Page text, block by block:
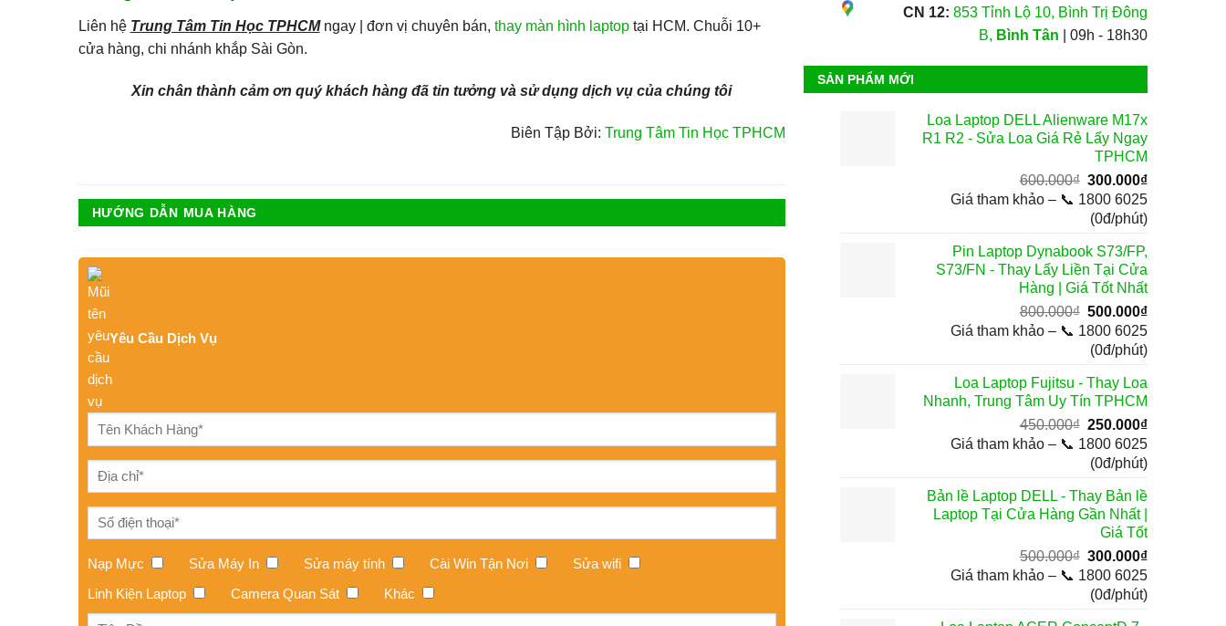
Liên hệ Trung Tâm Tin Học TPHCMngay | đơn vị chuyên bán, thay màn hình laptoptại HCM. Chuỗi 10+
cửa hàng, chi nhánh khắp Sài Gòn.
Xin chân thành cảm ơn quý khách hàng đã tin tưởng và sử dụng dịch vụ của chúng tôi
Biên Tập Bởi: Trung Tâm Tin Học TPHCM
HƯỚNG DẪN MUA HÀNG
Yêu Cầu Dịch Vụ
Nạp Mực Sửa Máy In Sửa máy tính Cài Win Tận Nơi
Sửa wifi
Linh Kiện Laptop
Camera Quan Sát Khác
CN 12: 853 Tỉnh Lộ 10, Bình Trị Đông
B, Bình Tân | 09h - 18h30
SẢN PHẨM MỚI
Loa Laptop DELL Alienware M17x
R1 R2 - Sửa Loa Giá Rẻ Lấy Ngay
TPHCM
600.000₫ Giá
gốc
là:
300.000₫Giá
hiện
tại
Giá tham khảo – 📞 1800 6025
(0đ/phút)
Pin Laptop Dynabook S73/FP,
S73/FN - Thay Lấy Liền Tại Cửa
Hàng | Giá Tốt Nhất
800.000₫ Giá
gốc
là:
500.000₫Giá
hiện
tại
500.000₫.
Giá tham khảo – 📞 1800 6025
(0đ/phút)
Loa Laptop Fujitsu - Thay Loa
Nhanh, Trung Tâm Uy Tín TPHCM
450.000₫ Giá
gốc
là:
250.000₫Giá
hiện
tại
250.000₫.
Giá tham khảo – 📞 1800 6025
(0đ/phút)
Bản lề Laptop DELL - Thay Bản lề
Laptop Tại Cửa Hàng Gần Nhất |
Giá Tốt
500.000₫ Giá
gốc
là:
300.000₫Giá
hiện
tại
Giá tham khảo – 📞 1800 6025
(0đ/phút)